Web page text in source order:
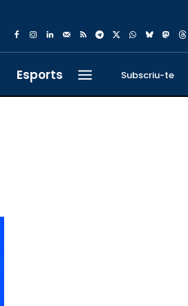
Esports Subscriu-te